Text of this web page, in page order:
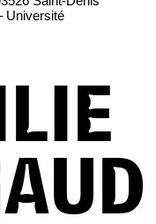
Université